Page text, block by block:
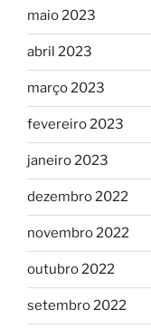
maio 2023
abril 2023
março 2023
fevereiro 2023
janeiro 2023
dezembro 2022
novembro 2022
outubro 2022
setembro 2022